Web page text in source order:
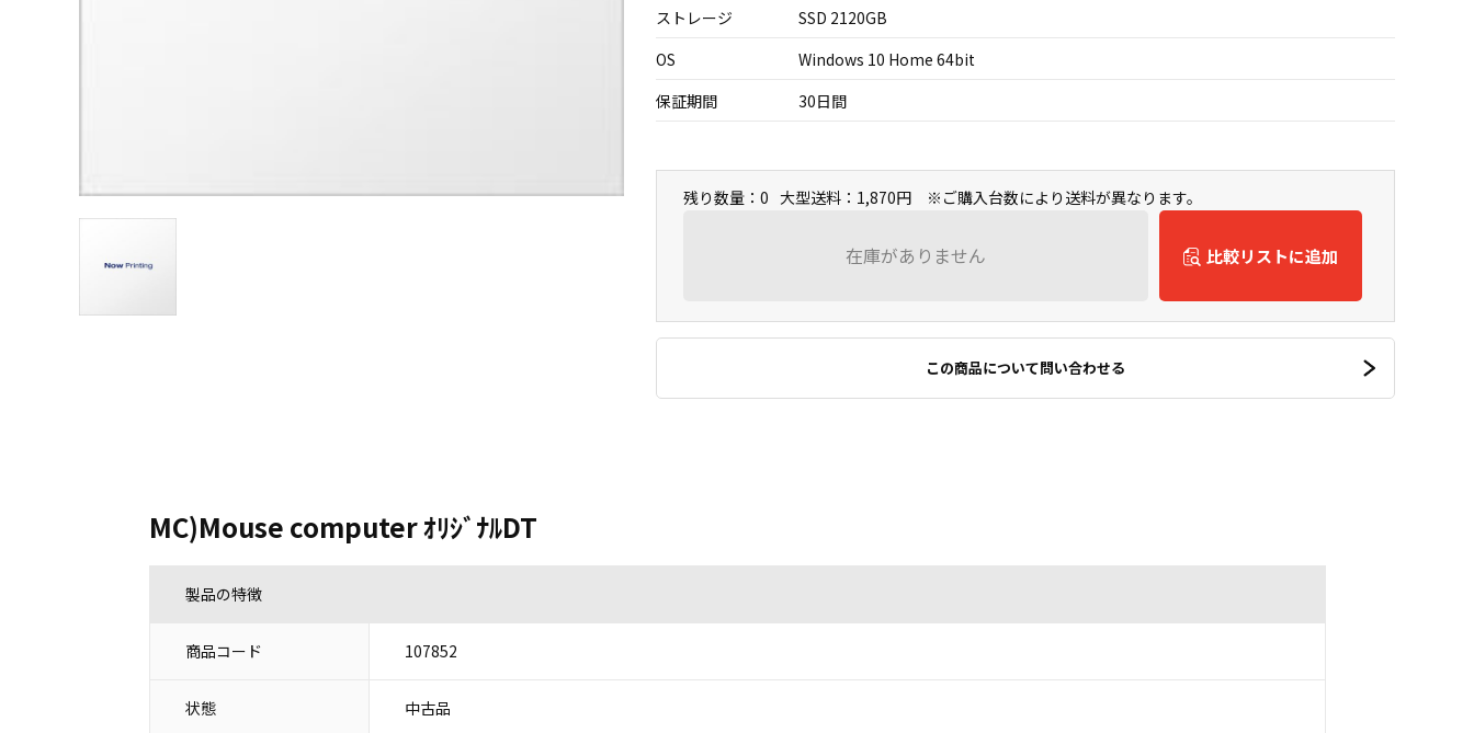
ストレージ
SSD 2120GB
OS
Windows 10 Home 64bit
保証期間
30日間
残り数量：0 大型送料：1,870円 ※ご購入台数により送料が異なります。
在庫がありません 比較リストに追加
この商品について問い合わせる
MC)Mouse computer ｵﾘｼﾞﾅﾙDT
製品の特徴
商品コード 107852
状態 中古品